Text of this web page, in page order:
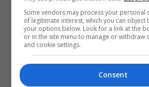
Some vendors may process your personal
of legitimate interest, which you can object
your options below. Look for a link at the
or in the site menu to manage or withdraw
and cookie settings.
Consent